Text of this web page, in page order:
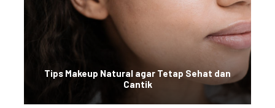
Tips Makeup Natural agar Tetap Sehat dan
Cantik